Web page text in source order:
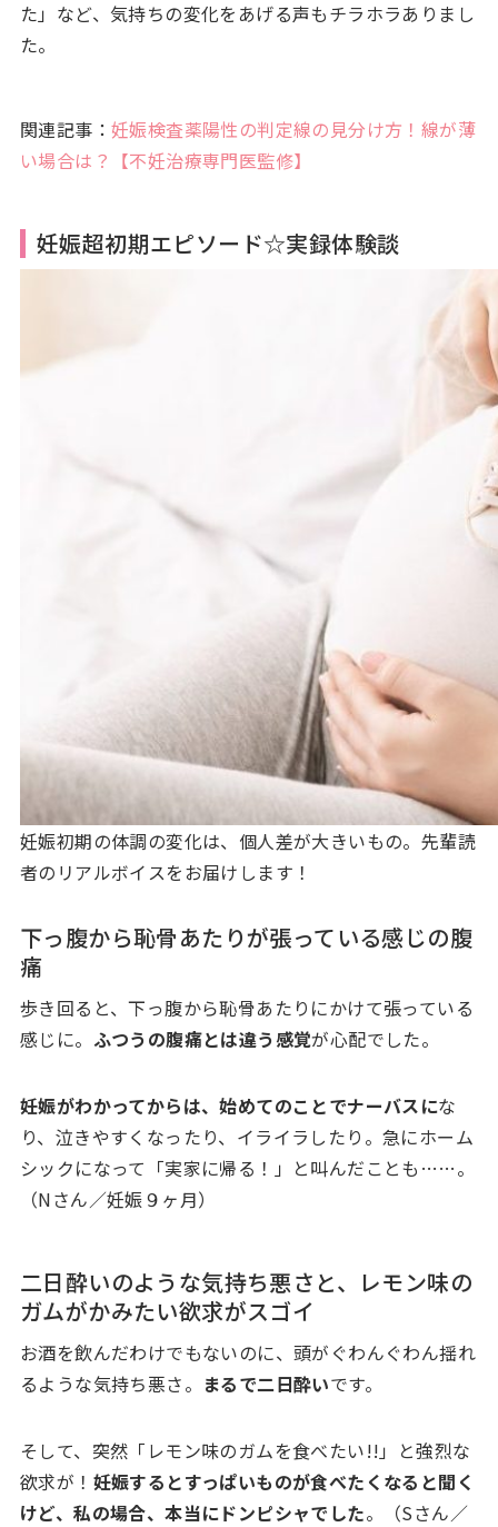
た」など、気持ちの変化をあげる声もチラホラありまし
た。
関連記事： 妊娠検査薬陽性の判定線の見分け方！線が薄
い場合は？【不妊治療専門医監修】
妊娠超初期エピソード☆実録体験談
妊娠初期の体調の変化は、個人差が大きいもの。先輩読
者のリアルボイスをお届けします！
下っ腹から恥骨あたりが張っている感じの腹
痛
歩き回ると、下っ腹から恥骨あたりにかけて張っている
感じに。 ふつうの腹痛とは違う感覚が心配でした。
妊娠がわかってからは、始めてのことでナーバスにな
り、泣きやすくなったり、イライラしたり。急にホーム
シックになって「実家に帰る！」と叫んだことも……。
（Nさん／妊娠９ヶ月）
二日酔いのような気持ち悪さと、レモン味の
ガムがかみたい欲求がスゴイ
お酒を飲んだわけでもないのに、頭がぐわんぐわん揺れ
るような気持ち悪さ。 まるで二日酔いです。
そして、突然「レモン味のガムを食べたい!!」と強烈な
欲求が！ 妊娠するとすっぱいものが食べたくなると聞く
けど、私の場合、本当にドンピシャでした。（Sさん／